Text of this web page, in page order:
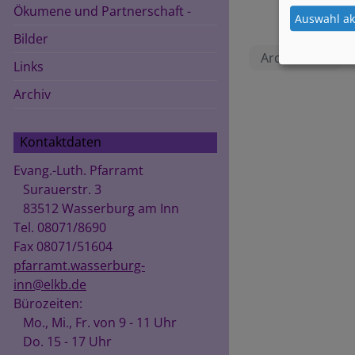
Ökumene und Partnerschaft -
Bilder
Links
Archiv
Kontaktdaten
Evang.-Luth. Pfarramt
Surauerstr. 3
83512 Wasserburg am Inn
Tel. 08071/8690
Fax 08071/51604
pfarramt.wasserburg-
inn@elkb.de
Bürozeiten:
Mo., Mi., Fr. von 9 - 11 Uhr
Do. 15 - 17 Uhr
Archiv 2018
Auswahl